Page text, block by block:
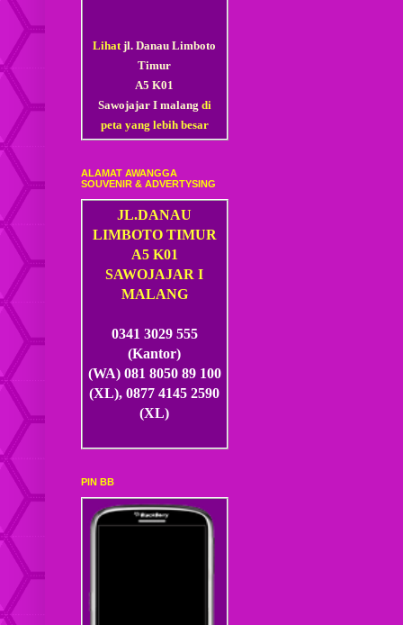
Lihatjl. Danau Limboto
Timur
A5 K01
Sawojajar I malang di
peta yang lebih besar
ALAMAT AWANGGA
SOUVENIR & ADVERTYSING
JL.DANAU
LIMBOTO TIMUR
A5 K01
SAWOJAJAR I
MALANG
0341 3029 555
(Kantor)
(WA) 081 8050 89 100
(XL), 0877 4145 2590
(XL)
PIN BB